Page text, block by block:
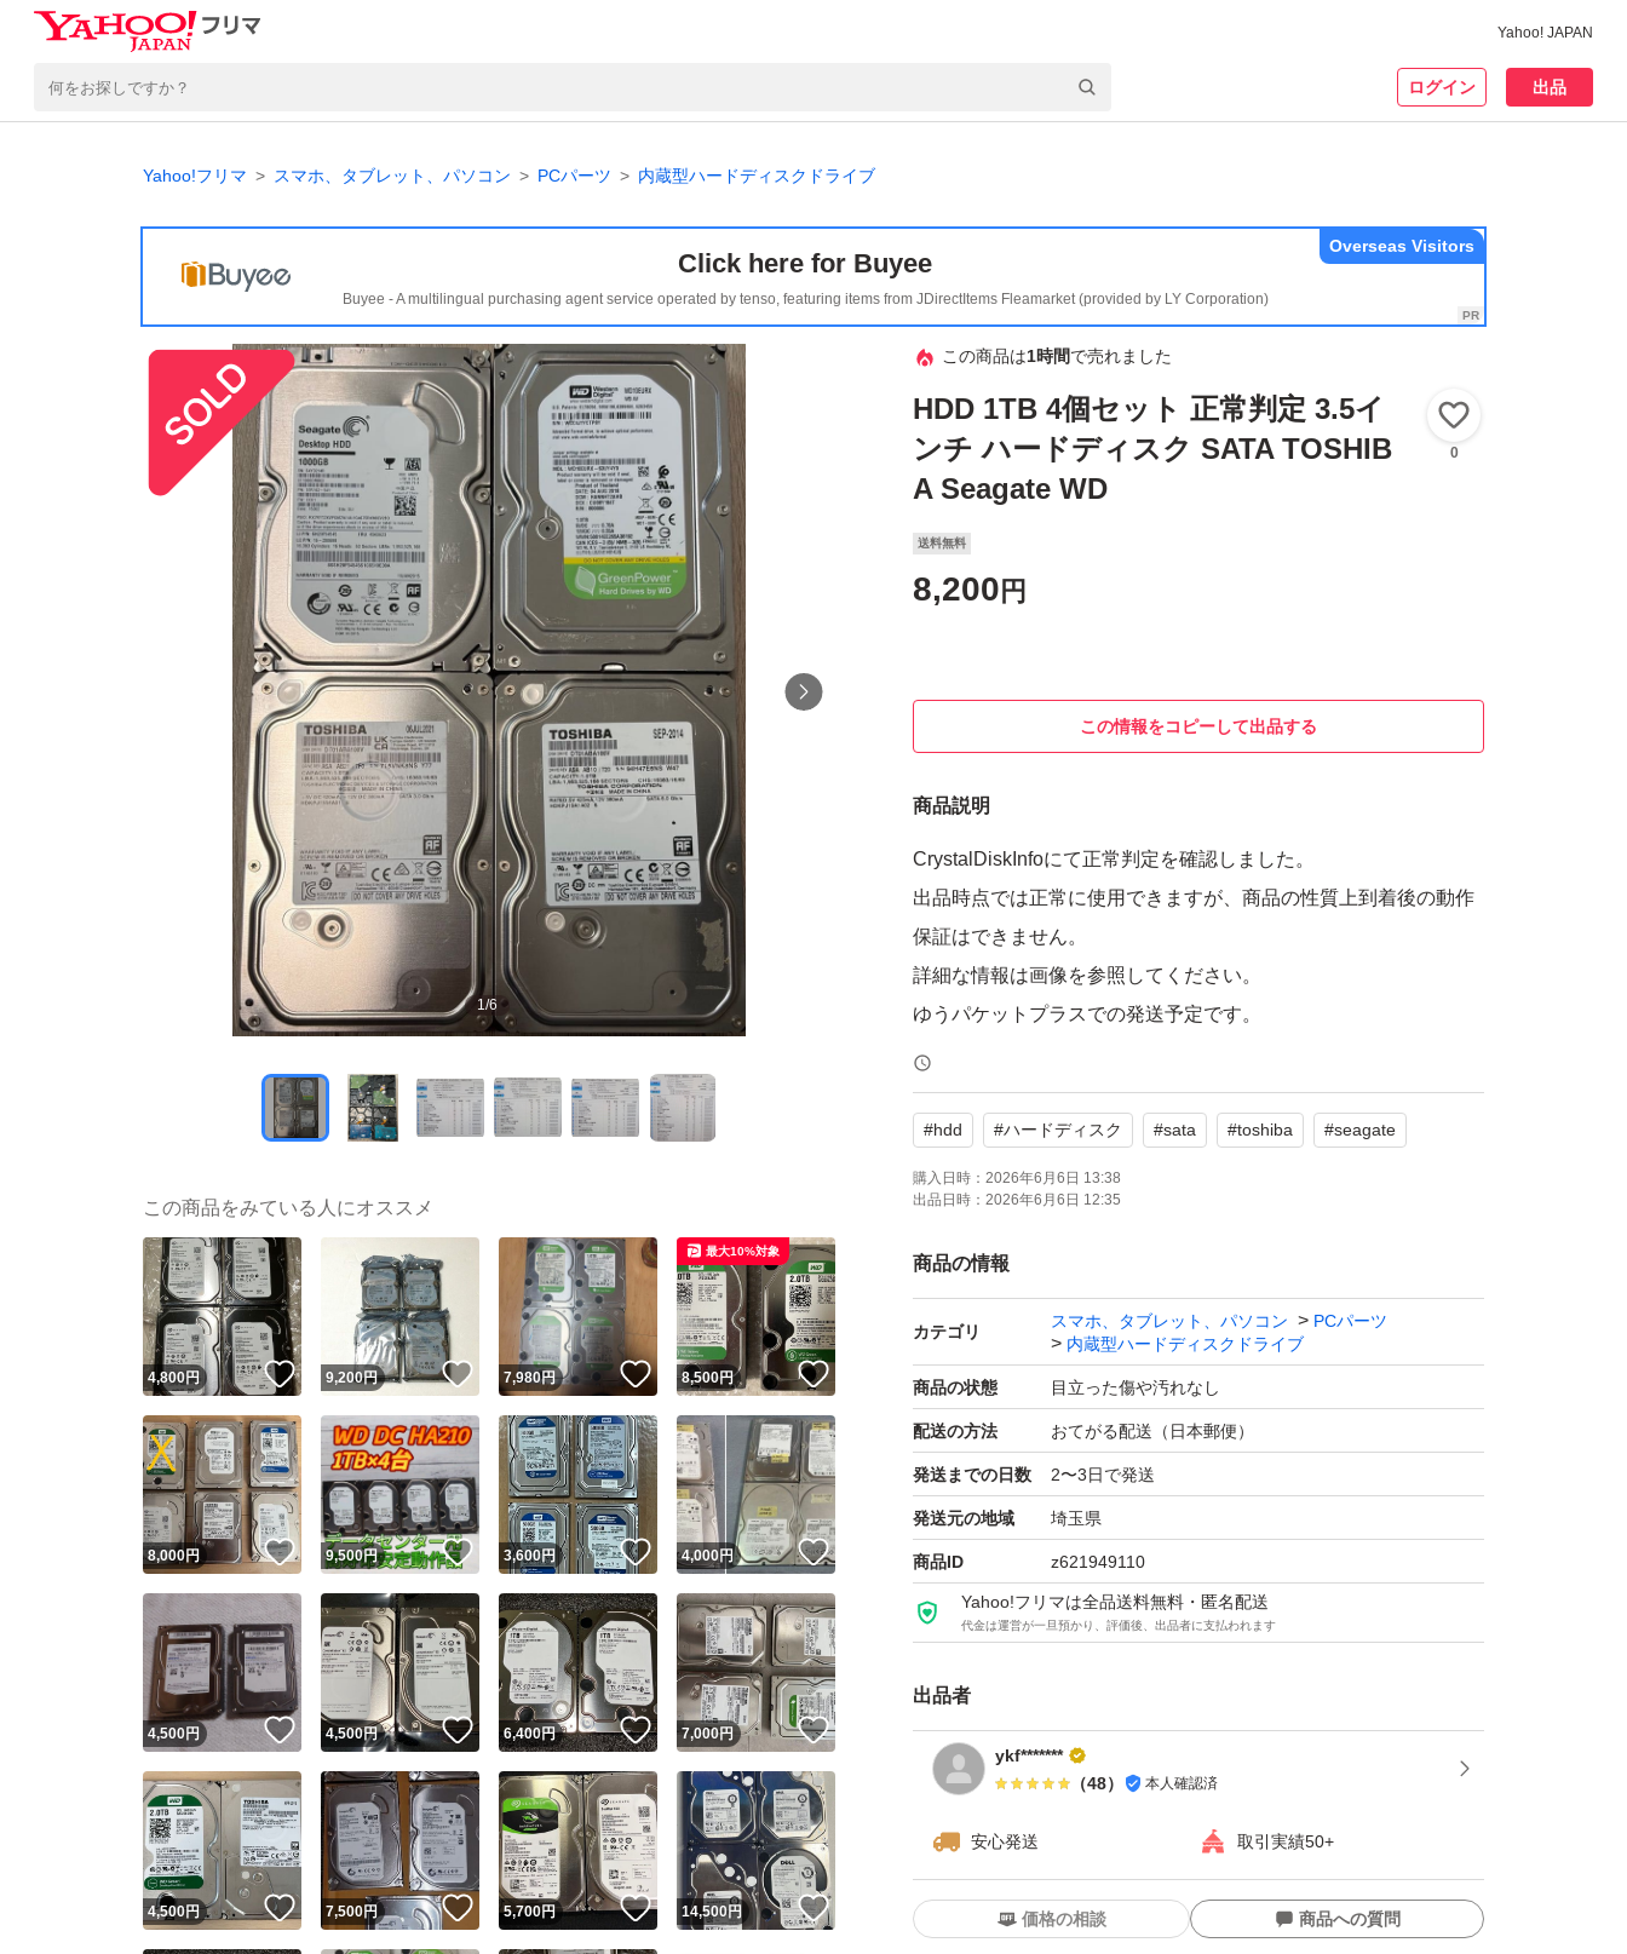
Yahoo! JAPAN
ログイン 出品
Yahoo!フリマ スマホ、タブレット、パソコン PCパーツ 内蔵型ハードディスクドライブ
Click here for Buyee
Buyee - A multilingual purchasing agent service operated by tenso, featuring items from JDirectItems Fleamarket (provided by LY Corporation)
Overseas Visitors
1/6
この商品は1時間で売れました
HDD 1TB 4個セット 正常判定 3.5イ
ンチ ハードディスク SATA TOSHIB
A Seagate WD
0
送料無料
8,200 円
この情報をコピーして出品する
商品説明
CrystalDiskInfoにて正常判定を確認しました。
出品時点では正常に使用できますが、商品の性質上到着後の動作
保証はできません。
詳細な情報は画像を参照してください。
ゆうパケットプラスでの発送予定です。
#hdd #ハードディスク #sata #toshiba #seagate
購入日時： 2026年6月6日 13:38
出品日時： 2026年6月6日 12:35
商品の情報
カテゴリ
スマホ、タブレット、パソコン
PCパーツ
内蔵型ハードディスクドライブ
商品の状態 目立った傷や汚れなし
配送の方法 おてがる配送（日本郵便）
発送までの日数 2〜3日で発送
発送元の地域 埼玉県
商品ID z621949110
Yahoo!フリマは全品送料無料・匿名配送
代金は運営が一旦預かり、評価後、出品者に支払われます
出品者
ykf*******
（48） 本人確認済
安心発送 取引実績50+
価格の相談 商品への質問
この商品をみている人にオススメ
4,800円 いいね！
9,200円 いいね！
7,980円 いいね！
8,500円
最大10%対象
8,000円 いいね！
9,500円 いいね！
3,600円 いいね！
4,000円 いいね！
4,500円 いいね！
4,500円 いいね！
6,400円 いいね！
7,000円 いいね！
4,500円 いいね！
7,500円 いいね！
5,700円 いいね！
14,500円 いいね！